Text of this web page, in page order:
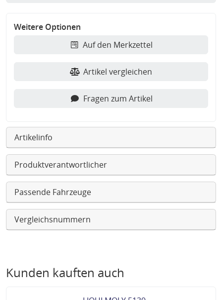
Weitere Optionen
Auf den Merkzettel
Artikel vergleichen
Fragen zum Artikel
Artikelinfo
Produktverantwortlicher
Passende Fahrzeuge
Vergleichsnummern
Kunden kauften auch